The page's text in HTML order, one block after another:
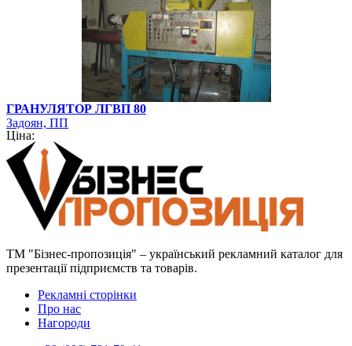
ГРАНУЛЯТОР ЛГВП 80
Задоян, ПП
Ціна:
ТМ "Бізнес-пропозиція" – український рекламний каталог для
презентації підприємств та товарів.
Рекламні сторінки
Про нас
Нагороди